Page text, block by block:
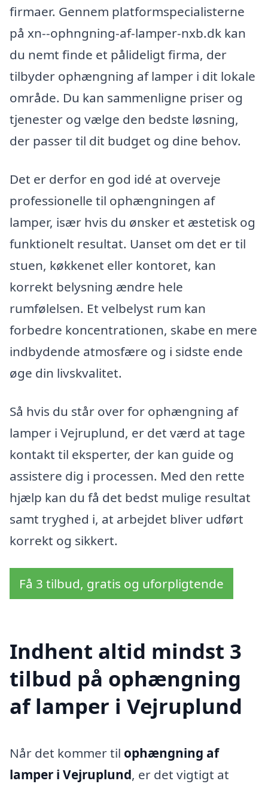
firmaer. Gennem platformspecialisterne
på xn--ophngning-af-lamper-nxb.dk kan
du nemt finde et pålideligt firma, der
tilbyder ophængning af lamper i dit lokale
område. Du kan sammenligne priser og
tjenester og vælge den bedste løsning,
der passer til dit budget og dine behov.
Det er derfor en god idé at overveje
professionelle til ophængningen af
lamper, især hvis du ønsker et æstetisk og
funktionelt resultat. Uanset om det er til
stuen, køkkenet eller kontoret, kan
korrekt belysning ændre hele
rumfølelsen. Et velbelyst rum kan
forbedre koncentrationen, skabe en mere
indbydende atmosfære og i sidste ende
øge din livskvalitet.
Så hvis du står over for ophængning af
lamper i Vejruplund, er det værd at tage
kontakt til eksperter, der kan guide og
assistere dig i processen. Med den rette
hjælp kan du få det bedst mulige resultat
samt tryghed i, at arbejdet bliver udført
korrekt og sikkert.
Få 3 tilbud, gratis og uforpligtende
Indhent altid mindst 3
tilbud på ophængning
af lamper i Vejruplund
Når det kommer til ophængning af
lamper i Vejruplund, er det vigtigt at